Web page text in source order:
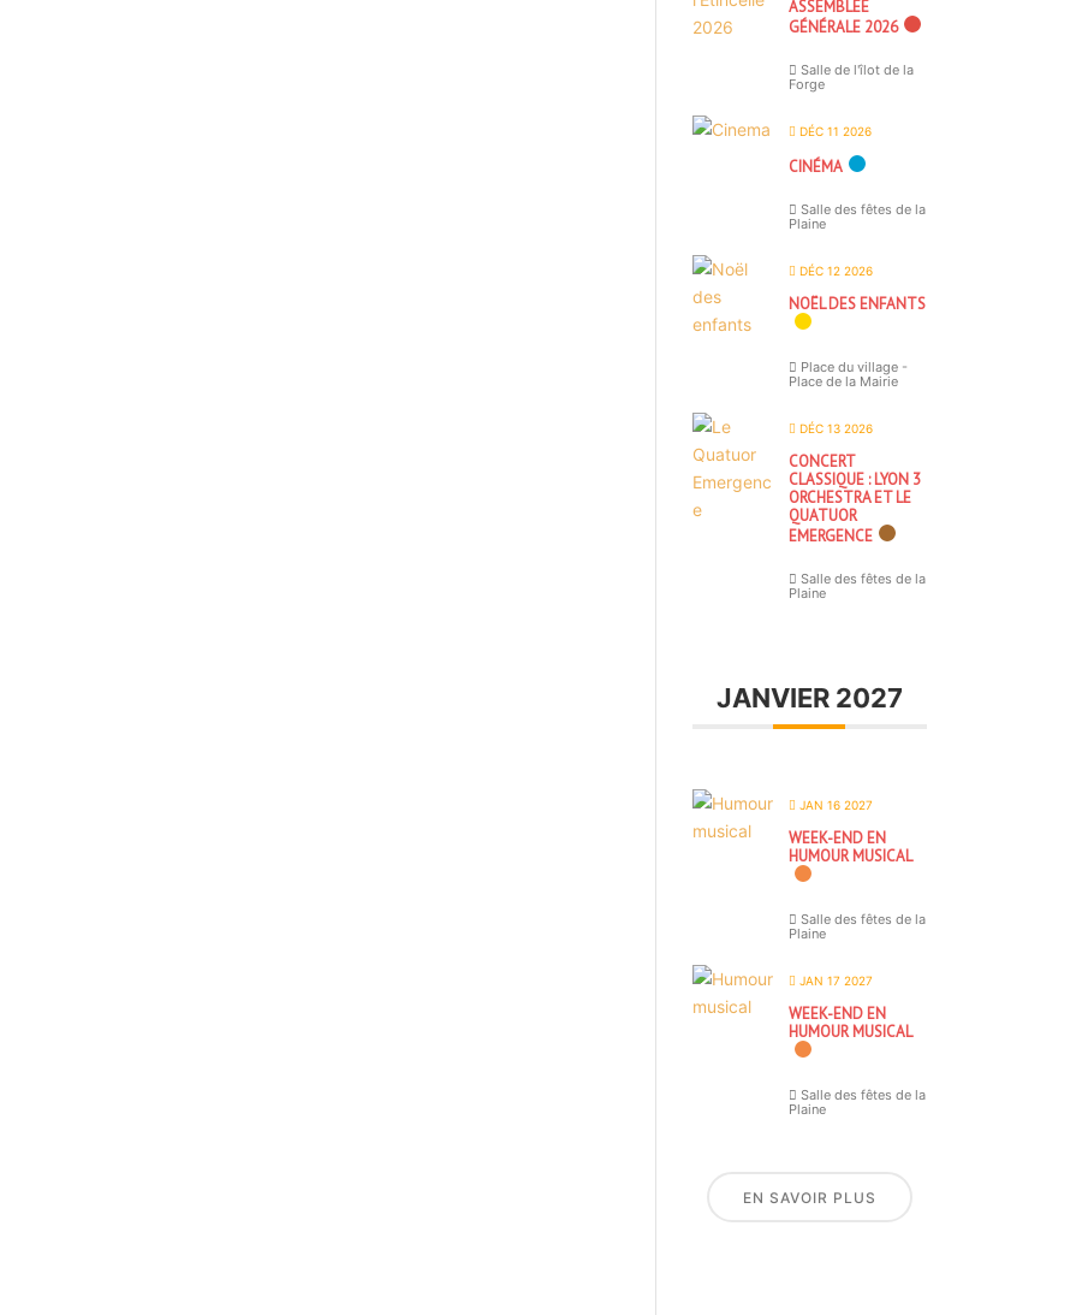
ASSEMBLÉE
GÉNÉRALE 2026
Salle de l'îlot de la
Forge
DÉC 11 2026
CINÉMA
Salle des fêtes de la
Plaine
DÉC 12 2026
NOËL DES ENFANTS
Place du village -
Place de la Mairie
DÉC 13 2026
CONCERT
CLASSIQUE : LYON 3
ORCHESTRA ET LE
QUATUOR
EMERGENCE
Salle des fêtes de la
Plaine
JANVIER 2027
JAN 16 2027
WEEK-END EN
HUMOUR MUSICAL
Salle des fêtes de la
Plaine
JAN 17 2027
WEEK-END EN
HUMOUR MUSICAL
Salle des fêtes de la
Plaine
EN SAVOIR PLUS